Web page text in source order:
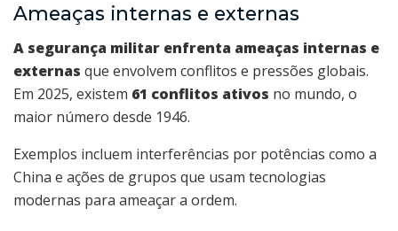
Ameaças internas e externas
A segurança militar enfrenta ameaças internas e
externas que envolvem conflitos e pressões globais.
Em 2025, existem 61 conflitos ativos no mundo, o
maior número desde 1946.
Exemplos incluem interferências por potências como a
China e ações de grupos que usam tecnologias
modernas para ameaçar a ordem.